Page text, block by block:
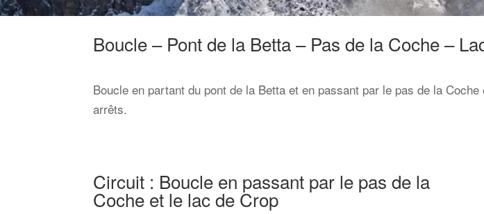
Boucle – Pont de la Betta – Pas de la Coche –
Boucle en partant du pont de la Betta et en passant par le pas de la
arrêts.
Circuit : Boucle en passant par le pas de la
Coche et le lac de Crop